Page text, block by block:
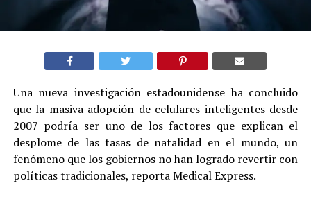
Una nueva investigación estadounidense ha concluido
que la masiva adopción de celulares inteligentes desde
2007 podría ser uno de los factores que explican el
desplome de las tasas de natalidad en el mundo, un
fenómeno que los gobiernos no han logrado revertir con
políticas tradicionales, reporta Medical Express.